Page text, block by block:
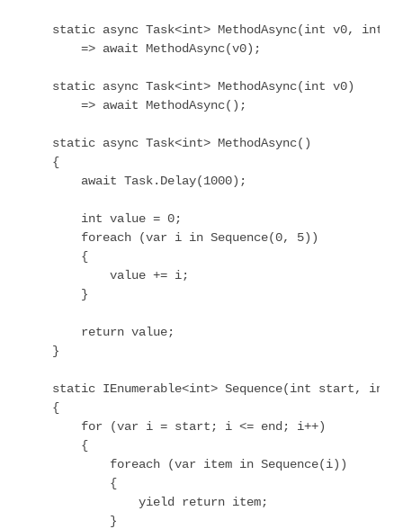
static async Task<int> MethodAsync(int v0, int
        => await MethodAsync(v0);
    static async Task<int> MethodAsync(int v0)
        => await MethodAsync();
    static async Task<int> MethodAsync()
    {
        await Task.Delay(1000);
        int value = 0;
        foreach (var i in Sequence(0, 5))
        {
            value += i;
        }
        return value;
    }
static IEnumerable<int> Sequence(int start, int
    {
        for (var i = start; i <= end; i++)
        {
            foreach (var item in Sequence(i))
            {
                yield return item;
            }